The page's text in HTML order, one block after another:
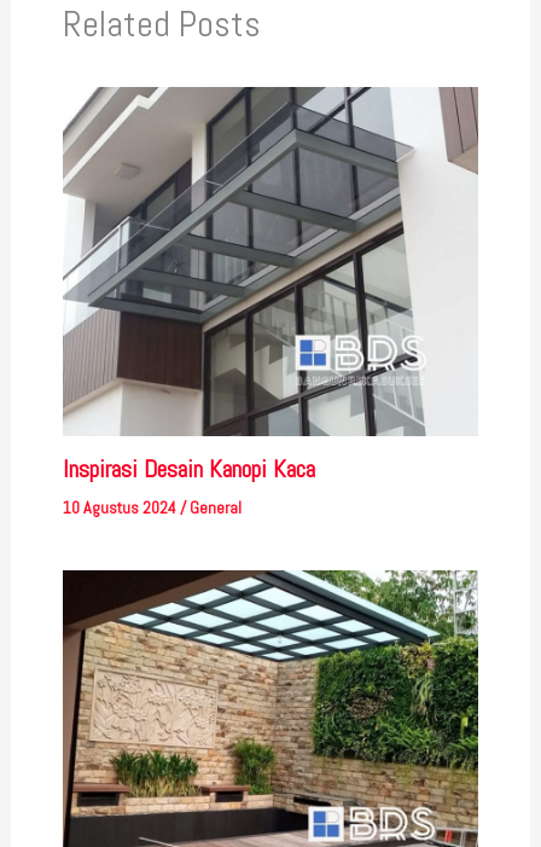
Related Posts
Inspirasi Desain Kanopi Kaca
10 Agustus 2024/General